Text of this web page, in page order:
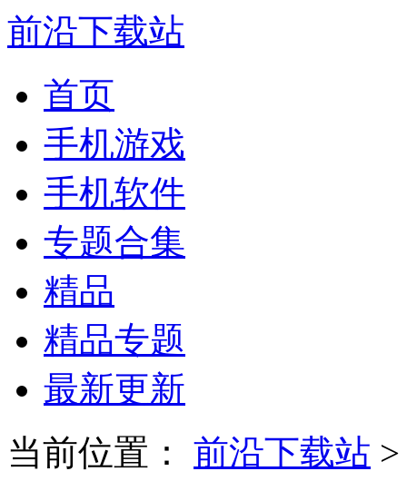
前沿下载站
首页
手机游戏
手机软件
专题合集
精品
精品专题
最新更新
当前位置：
前沿下载站